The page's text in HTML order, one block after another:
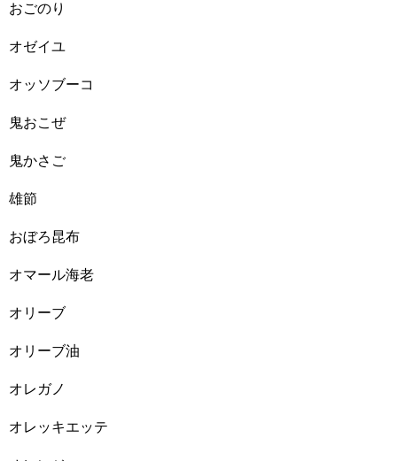
おごのり
オゼイユ
オッソブーコ
鬼おこぜ
鬼かさご
雄節
おぼろ昆布
オマール海老
オリーブ
オリーブ油
オレガノ
オレッキエッテ